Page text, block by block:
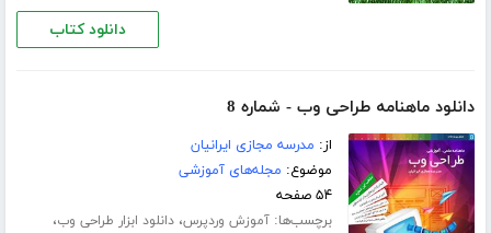
دانلود کتاب
دانلود ماهنامه طراحی وب - شماره 8
از: مدرسه مجازی ایرانیان
موضوع: مجله‌های آموزشی
۵۴ صفحه
برچسب‌ها:آموزش وردپرس،دانلود ابزار طراحی وب،